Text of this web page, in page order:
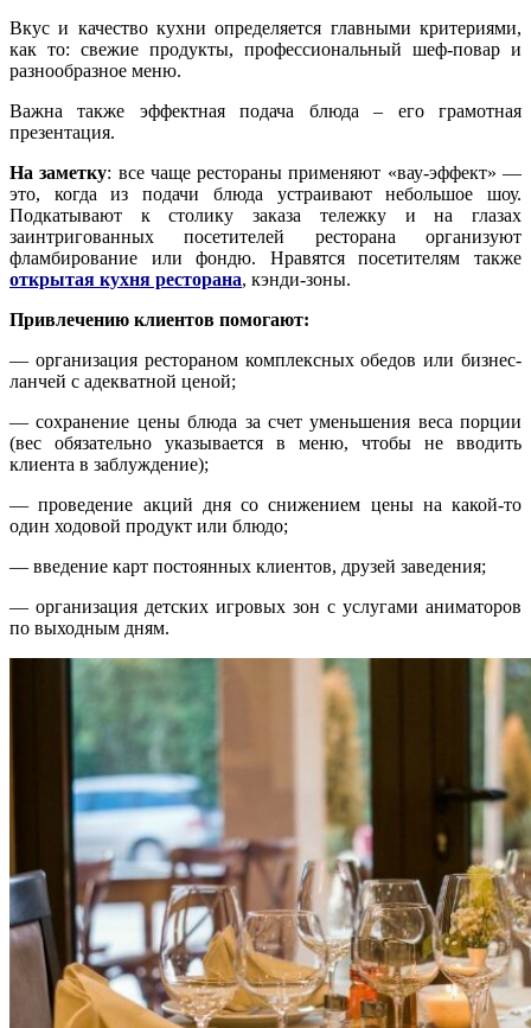
Вкус и качество кухни определяется главными критериями,
как то: свежие продукты, профессиональный шеф-повар и
разнообразное меню.
Важна также эффектная подача блюда – его грамотная
презентация.
На заметку: все чаще рестораны применяют «вау-эффект» —
это, когда из подачи блюда устраивают небольшое шоу.
Подкатывают к столику заказа тележку и на глазах
заинтригованных посетителей ресторана организуют
фламбирование или фондю. Нравятся посетителям также
открытая кухня ресторана, кэнди-зоны.
Привлечению клиентов помогают:
— организация рестораном комплексных обедов или бизнес-
ланчей с адекватной ценой;
— сохранение цены блюда за счет уменьшения веса порции
(вес обязательно указывается в меню, чтобы не вводить
клиента в заблуждение);
— проведение акций дня со снижением цены на какой-то
один ходовой продукт или блюдо;
— введение карт постоянных клиентов, друзей заведения;
— организация детских игровых зон с услугами аниматоров
по выходным дням.